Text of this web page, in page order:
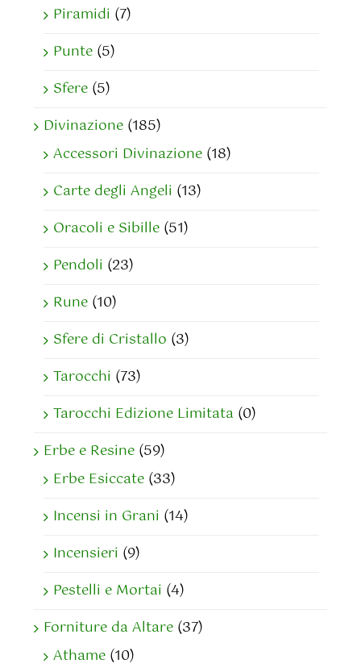
Piramidi (7)
Punte (5)
Sfere (5)
Divinazione (185)
Accessori Divinazione (18)
Carte degli Angeli (13)
Oracoli e Sibille (51)
Pendoli (23)
Rune (10)
Sfere di Cristallo (3)
Tarocchi (73)
Tarocchi Edizione Limitata (0)
Erbe e Resine (59)
Erbe Esiccate (33)
Incensi in Grani (14)
Incensieri (9)
Pestelli e Mortai (4)
Forniture da Altare (37)
Athame (10)